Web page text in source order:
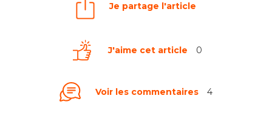
Je partage l'article
J'aime cet article 0
Voir les commentaires 4